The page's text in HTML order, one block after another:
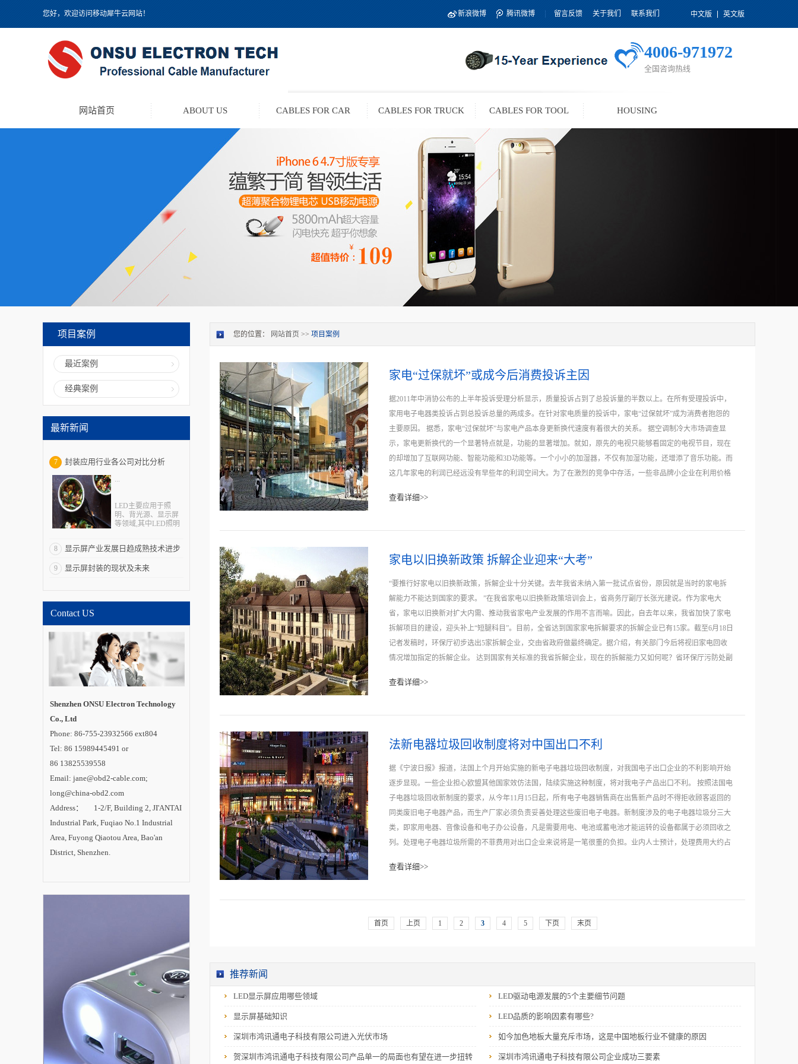
您好，欢迎访问移动犀牛云网站！ 中文版 英文版
新浪微博 腾讯微博 留言反馈 关于我们 联系我们
全国咨询热线
4006-971972
网站首页 ABOUT US CABLES FOR CAR CABLES FOR TRUCK CABLES FOR TOOL HOUSING
项目案例
最近案例
经典案例
最新新闻
7 封装应用行业各公司对比分析
...
LED主要应用于照
明、背光源、显示屏
等领域,其中LED照明
注;LED背光源市场其
争相对较为激烈。1、
明成本继续下降、更
为未来几年LED照明
市场规模年增速将超
过50%;2、目前中国已
经成为LED显示屏最
大生产国,LED显示屏
产业链完整,而随着户
内外广告数字化和体
等逐渐成为发展趋
势,LED显示屏行业未
速。 国内LED封
装应用领域上市公司
为领先,其次为鸿利光
电;2、雷曼光电、洲
LED显示屏技术上相
域分析:1、在LED照
明领域收入占总收入
域;2、瑞丰光...
8 显示屏产业发展日趋成熟技术进步
加快
9 显示屏封装的现状及未来
Contact US
Shenzhen ONSU Electron Technology
Co., Ltd
Phone: 86-755-23932566 ext804
Tel: 86 15989445491 or
86 13825539558
Email: jane@obd2-cable.com;
long@china-obd2.com
Address： 1-2/F, Building 2, JI'ANTAI
Industrial Park, Fuqiao No.1 Industrial
Area, Fuyong Qiaotou Area, Bao'an
District, Shenzhen.
您的位置： 网站首页 >> 项目案例
家电“过保就坏”或成今后消费投诉主因
据2011年中消协公布的上半年投诉受理分析显示，质量投诉占到了总投诉量的半数以上。在所有受理投诉中，
家用电子电器类投诉占到总投诉总量的两成多。在针对家电质量的投诉中，家电“过保就坏”成为消费者抱怨的
主要原因。 据悉，家电“过保就坏”与家电产品本身更新换代速度有着很大的关系。 据空调制冷大市场调查显
示，家电更新换代的一个显著特点就是，功能的显著增加。就如，原先的电视只能够看固定的电视节目，现在
的却增加了互联网功能、智能功能和3D功能等。一个小小的加湿器，不仅有加湿功能，还增添了音乐功能。而
这几年家电的利润已经远没有早些年的利润空间大。为了在激烈的竞争中存活，一些非品牌小企业在利用价格
使用过程中越容易出毛病。作为商家，最终追求的是取得商品利润的最大化。然而作为消费者，追求的是物美
学的角度上，追求新产品的研发和款式只是解决问题的一个方面。解决问题的另一个方面只能从产品本身着
的替代品，有的干脆用铝替代铜来降低产品的价格。使用替代品以后，家电...
查看详细>>
家电以旧换新政策 拆解企业迎来“大考”
“要推行好家电以旧换新政策，拆解企业十分关键。去年我省未纳入第一批试点省份，原因就是当时的家电拆
解能力不能达到国家的要求。 ”在我省家电以旧换新政策培训会上，省商务厅副厅长张光建说。作为家电大
省，家电以旧换新对扩大内需、推动我省家电产业发展的作用不言而喻。因此，自去年以来，我省加快了家电
拆解项目的建设，迎头补上“短腿科目”。目前，全省达到国家家电拆解要求的拆解企业已有15家。截至6月18日
记者发稿时，环保厅初步选出5家拆解企业，交由省政府做最终确定。据介绍，有关部门今后将视旧家电回收
情况增加指定的拆解企业。 达到国家有关标准的我省拆解企业，现在的拆解能力又如何呢？省环保厅污防处副
家电零部件拆下后，囿于技术局限性，可能无法提炼出其中的贵金属。拆解企业会将这部分材料运往下游企业
蒋龙进告诉记者，公司目前拥有各种处理设备和辅助设备60多台套，具有年处理2万吨工业、医疗废弃物及拆
至500台/天，一年拆解十几万台旧电器不成问题。 “我们在接收到旧家电后，首先进行详细分类，对家电中可
查看详细>>
法新电器垃圾回收制度将对中国出口不利
据《宁波日报》报道，法国上个月开始实施的新电子电器垃圾回收制度，对我国电子出口企业的不利影响开始
逐步显现。一些企业担心欧盟其他国家效仿法国，陆续实施这种制度，将对我电子产品出口不利。 按照法国电
子电器垃圾回收新制度的要求，从今年11月15日起，所有电子电器销售商在出售新产品时不得拒收顾客返回的
同类废旧电子电器产品，而生产厂家必须负责妥善处理这些废旧电子电器。新制度涉及的电子电器垃圾分三大
类，即家用电器、音像设备和电子办公设备，凡是需要用电、电池或蓄电池才能运转的设备都属于必须回收之
列。处理电子电器垃圾所需的不菲费用对出口企业来说将是一笔很重的负担。业内人士预计，处理费用大约占
的企业最先感受到了新规定带来的寒意。为此一些专家提醒说，作为国内三大家电生产基地之一的宁波家电企
及早调整自己的产品结构和出口结构，只有这样才能将对欧盟出口的影响降至最低。
查看详细>>
首页 上页 1 2 3 4 5 下页 末页
推荐新闻
LED显示屏应用哪些领域 LED驱动电源发展的5个主要细节问题
显示屏基础知识 LED品质的影响因素有哪些?
深圳市鸿讯通电子科技有限公司进入光伏市场 如今加色地板大量充斥市场，这是中国地板行业不健康的原因
贺深圳市鸿讯通电子科技有限公司产品单一的局面也有望在进一步扭转 深圳市鸿讯通电子科技有限公司企业成功三要素